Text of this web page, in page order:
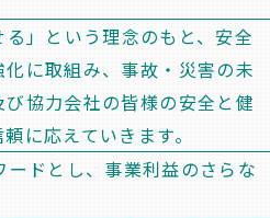
る」という理念のもと、安全
に取組み、事故・災害の未
協力会社の皆様の安全と健
に応えていきます。
ドとし、事業利益のさらな